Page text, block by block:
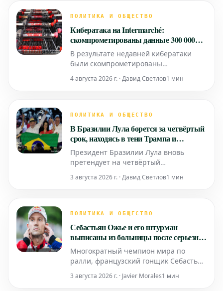
серьезной проблеме в спортивном
необходимость создания безопасной и
уважительной ср
ПОЛИТИКА И ОБЩЕСТВО
Кибератака на Intermarché:
скомпрометированы данные 300 000
клиентов
В результате недавней кибератаки
были скомпрометированы
клиентов французской сети
4 августа 2026 г. · Давид Светлов1 мин
ПОЛИТИКА И ОБЩЕСТВО
В Бразилии Лула борется за четвёртый
срок, находясь в тени Трампа и
противостоя сыну Болсонару
Президент Бразилии Лула вновь
претендует на четвёртый
кампания разворачивается под
выступает сын Болсонару. События
политических собраний, подобных
тому, что состоял
3 августа 2026 г. · Давид Светлов1 мин
ПОЛИТИКА И ОБЩЕСТВО
Себастьян Ожье и его штурман
выписаны из больницы после серьезной
раллийной аварии
Многократный чемпион мира по
ралли, французский гонщик Себастьян
Инграссиа были выписаны из
3 августа 2026 г. · Javier Morales1 мин